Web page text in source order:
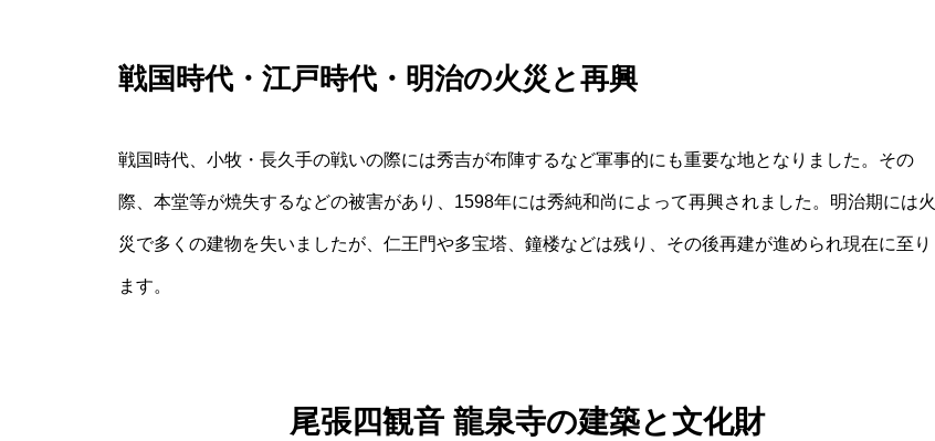
戦国時代・江戸時代・明治の火災と再興
戦国時代、小牧・長久手の戦いの際には秀吉が布陣するなど軍事的にも重要な地となりました。その
際、本堂等が焼失するなどの被害があり、1598年には秀純和尚によって再興されました。明治期には火
災で多くの建物を失いましたが、仁王門や多宝塔、鐘楼などは残り、その後再建が進められ現在に至り
ます。
尾張四観音 龍泉寺の建築と文化財